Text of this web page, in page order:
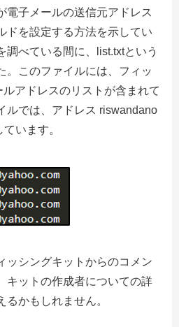
電子メールの送信元アドレス
ドを設定する方法を示してい
調べている間に、list.txtという
このファイルには、フィッ
アドレスのリストが含まれて
ルでは、アドレス riswandano
います。
ッシングキットからのコメン
キットの作成者についての詳
かもしれません。